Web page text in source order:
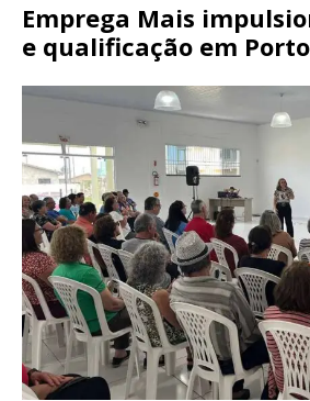
Emprega Mais
e qualificação em